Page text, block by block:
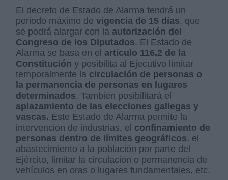
El decreto de Estado de Alarma tendrá un
periodo máximo devigencia de 15 días, que
se podrá alargar con la autorización del
Congreso de los Diputados. El Estado de
Alarma se basa en el artículo 116.2 de la
Constitución y posibilita al Ejecutivo limitar
temporalmente la circulación de personas o
la permanencia de personas en lugares
determinados. También posibilitará el
aplazamiento de las elecciones gallegas y
vascas. Este Estado de Alarma permite la
intervención de industrias, el confinamiento de
personas dentro de límites geográficos, el
abastecimiento a la población por parte del
Ejército, limitar la circulación o permanencia de
vehículos en oras o lugares fundamentales, etc.